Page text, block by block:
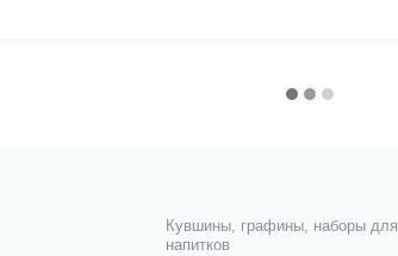
Кувшины, графины, наборы для
напитков